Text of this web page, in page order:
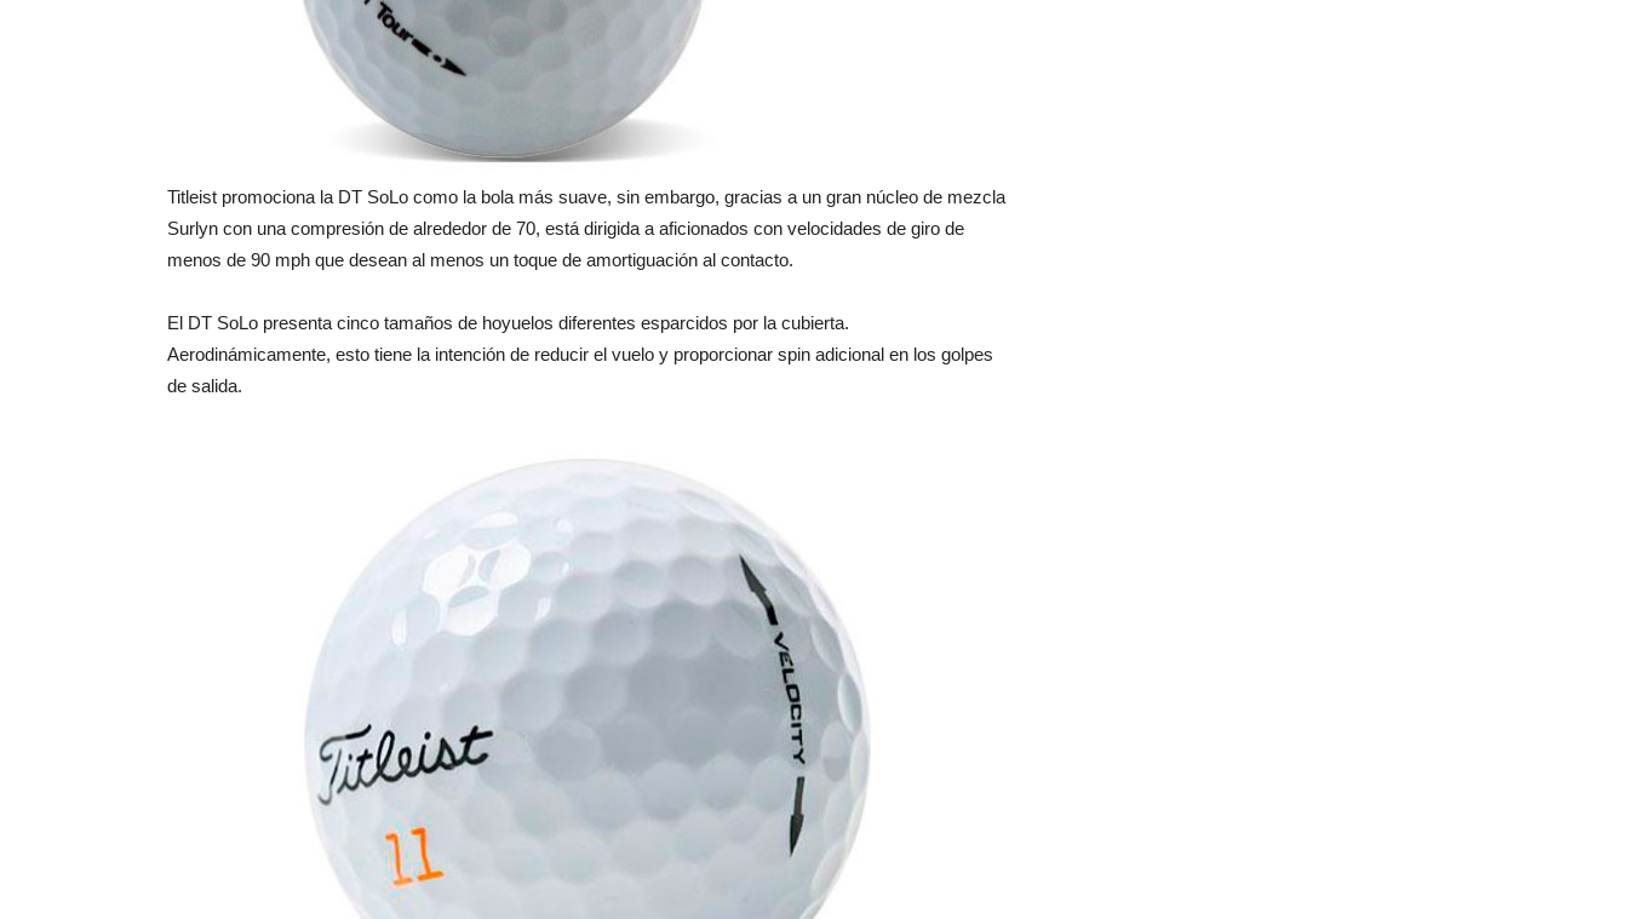
Titleist promociona la DT SoLo como la bola más suave, sin embargo, gracias a un gran núcleo de mezcla
Surlyn con una compresión de alrededor de 70, está dirigida a aficionados con velocidades de giro de
menos de 90 mph que desean al menos un toque de amortiguación al contacto.
El DT SoLo presenta cinco tamaños de hoyuelos diferentes esparcidos por la cubierta.
Aerodinámicamente, esto tiene la intención de reducir el vuelo y proporcionar spin adicional en los golpes
de salida.